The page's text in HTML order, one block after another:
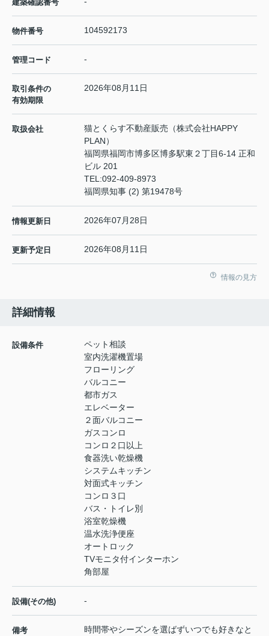
建築確認番号
物件番号 104592173
管理コード -
取引条件の
有効期限
2026年08月11日
取扱会社
猫とくらす不動産販売（株式会社HAPPY
PLAN）
福岡県福岡市博多区博多駅東２丁目6-14 正和
ビル 201
TEL:092-409-8973
福岡県知事 (2) 第19478号
情報更新日 2026年07月28日
更新予定日 2026年08月11日
情報の見方
詳細情報
設備条件
ペット相談
室内洗濯機置場
フローリング
バルコニー
都市ガス
エレベーター
２面バルコニー
ガスコンロ
コンロ２口以上
食器洗い乾燥機
システムキッチン
対面式キッチン
コンロ３口
バス・トイレ別
浴室乾燥機
温水洗浄便座
オートロック
TVモニタ付インターホン
角部屋
設備(その他) -
備考
時間帯やシーズンを選ばずいつでも好きなと